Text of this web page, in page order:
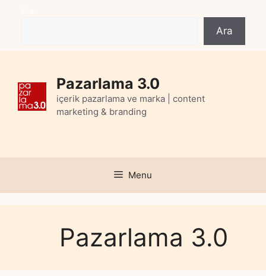
Ara
Pazarlama 3.0
içerik pazarlama ve marka | content
marketing & branding
Menu
Pazarlama 3.0